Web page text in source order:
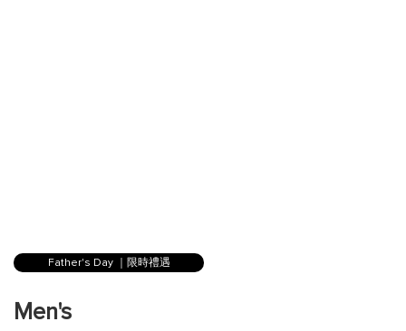
Father's Day ｜限時禮遇
到
庫
Men's